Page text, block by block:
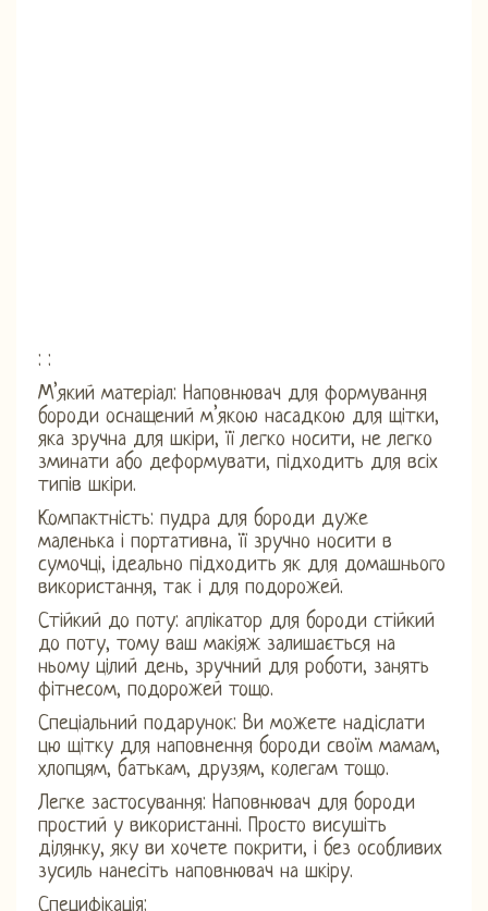
: :
М’який матеріал: Наповнювач для формування
бороди оснащений м’якою насадкою для щітки,
яка зручна для шкіри, її легко носити, не легко
зминати або деформувати, підходить для всіх
типів шкіри.
Компактність: пудра для бороди дуже
маленька і портативна, її зручно носити в
сумочці, ідеально підходить як для домашнього
використання, так і для подорожей.
Стійкий до поту: аплікатор для бороди стійкий
до поту, тому ваш макіяж залишається на
ньому цілий день, зручний для роботи, занять
фітнесом, подорожей тощо.
Спеціальний подарунок: Ви можете надіслати
цю щітку для наповнення бороди своїм мамам,
хлопцям, батькам, друзям, колегам тощо.
Легке застосування: Наповнювач для бороди
простий у використанні. Просто висушіть
ділянку, яку ви хочете покрити, і без особливих
зусиль нанесіть наповнювач на шкіру.
Специфікація: